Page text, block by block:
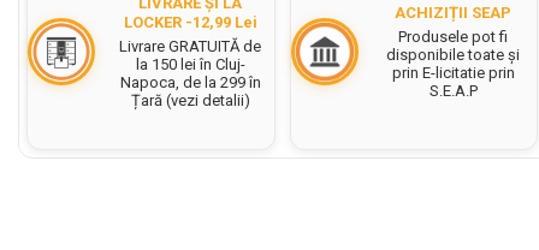
Set acuarele tempera
Culori si vopsele acrilice
Acuarele Guase
Pahare, palete si sorturi
LOCKER -12,99 Lei
Livrare GRATUITĂ de
la 150 lei în Cluj-
Napoca, de la 299 în
Țară (vezi detalii)
ACHIZIȚII SEAP
Produsele pot fi
disponibile toate și
prin E-licitatie prin
S.E.A.P